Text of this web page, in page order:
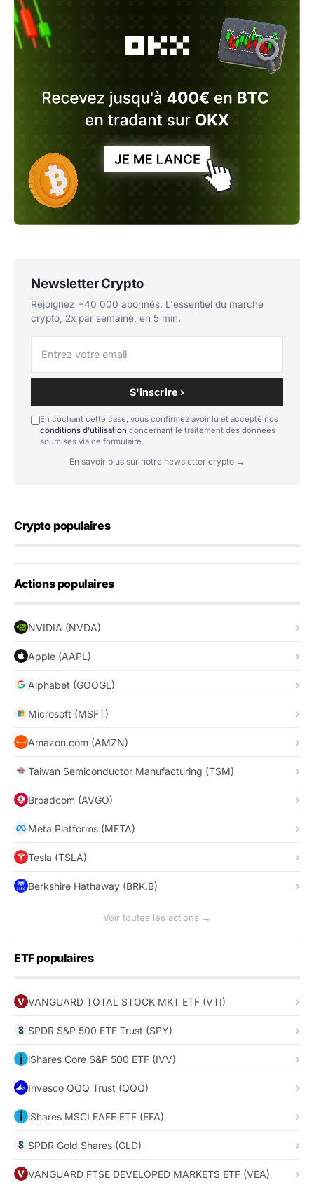
Newsletter Crypto
Rejoignez +40 000 abonnés. L'essentiel du marché
crypto, 2x par semaine, en 5 min.
S'inscrire ›
En cochant cette case, vous confirmez avoir lu et accepté nos
conditions d'utilisation concernant le traitement des données
soumises via ce formulaire.
En savoir plus sur notre newsletter crypto →
Crypto populaires
Actions populaires
NVIDIA (NVDA)
Apple (AAPL)
Alphabet (GOOGL)
Microsoft (MSFT)
Amazon.com (AMZN)
Taiwan Semiconductor Manufacturing (TSM)
Broadcom (AVGO)
Meta Platforms (META)
Tesla (TSLA)
Berkshire Hathaway (BRK.B)
Voir toutes les actions →
ETF populaires
VANGUARD TOTAL STOCK MKT ETF (VTI)
SPDR S&P 500 ETF Trust (SPY)
iShares Core S&P 500 ETF (IVV)
Invesco QQQ Trust (QQQ)
iShares MSCI EAFE ETF (EFA)
SPDR Gold Shares (GLD)
VANGUARD FTSE DEVELOPED MARKETS ETF (VEA)